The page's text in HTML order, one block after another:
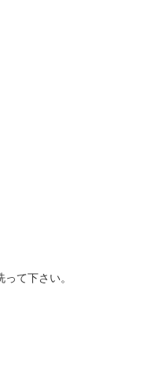
て下さい。